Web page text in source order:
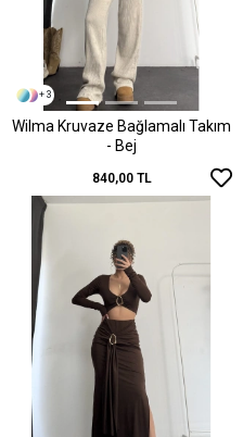
+ 3
Wilma Kruvaze Bağlamalı Takım
- Bej
840,00 TL